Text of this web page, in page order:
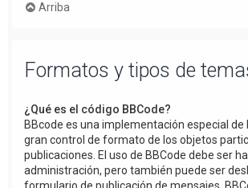
Arriba
Formatos y tipos de
¿Qué es el código BBCode?
BBcode es una implementación especial de
gran control de formato de los objetos
publicaciones. El uso de BBCode debe ser
administración, pero también puede ser
formulario de publicación de mensajes.